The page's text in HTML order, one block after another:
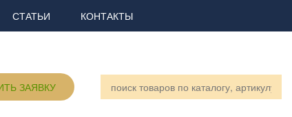
СТАТЬИ КОНТАКТЫ
ЗАЯВКУ